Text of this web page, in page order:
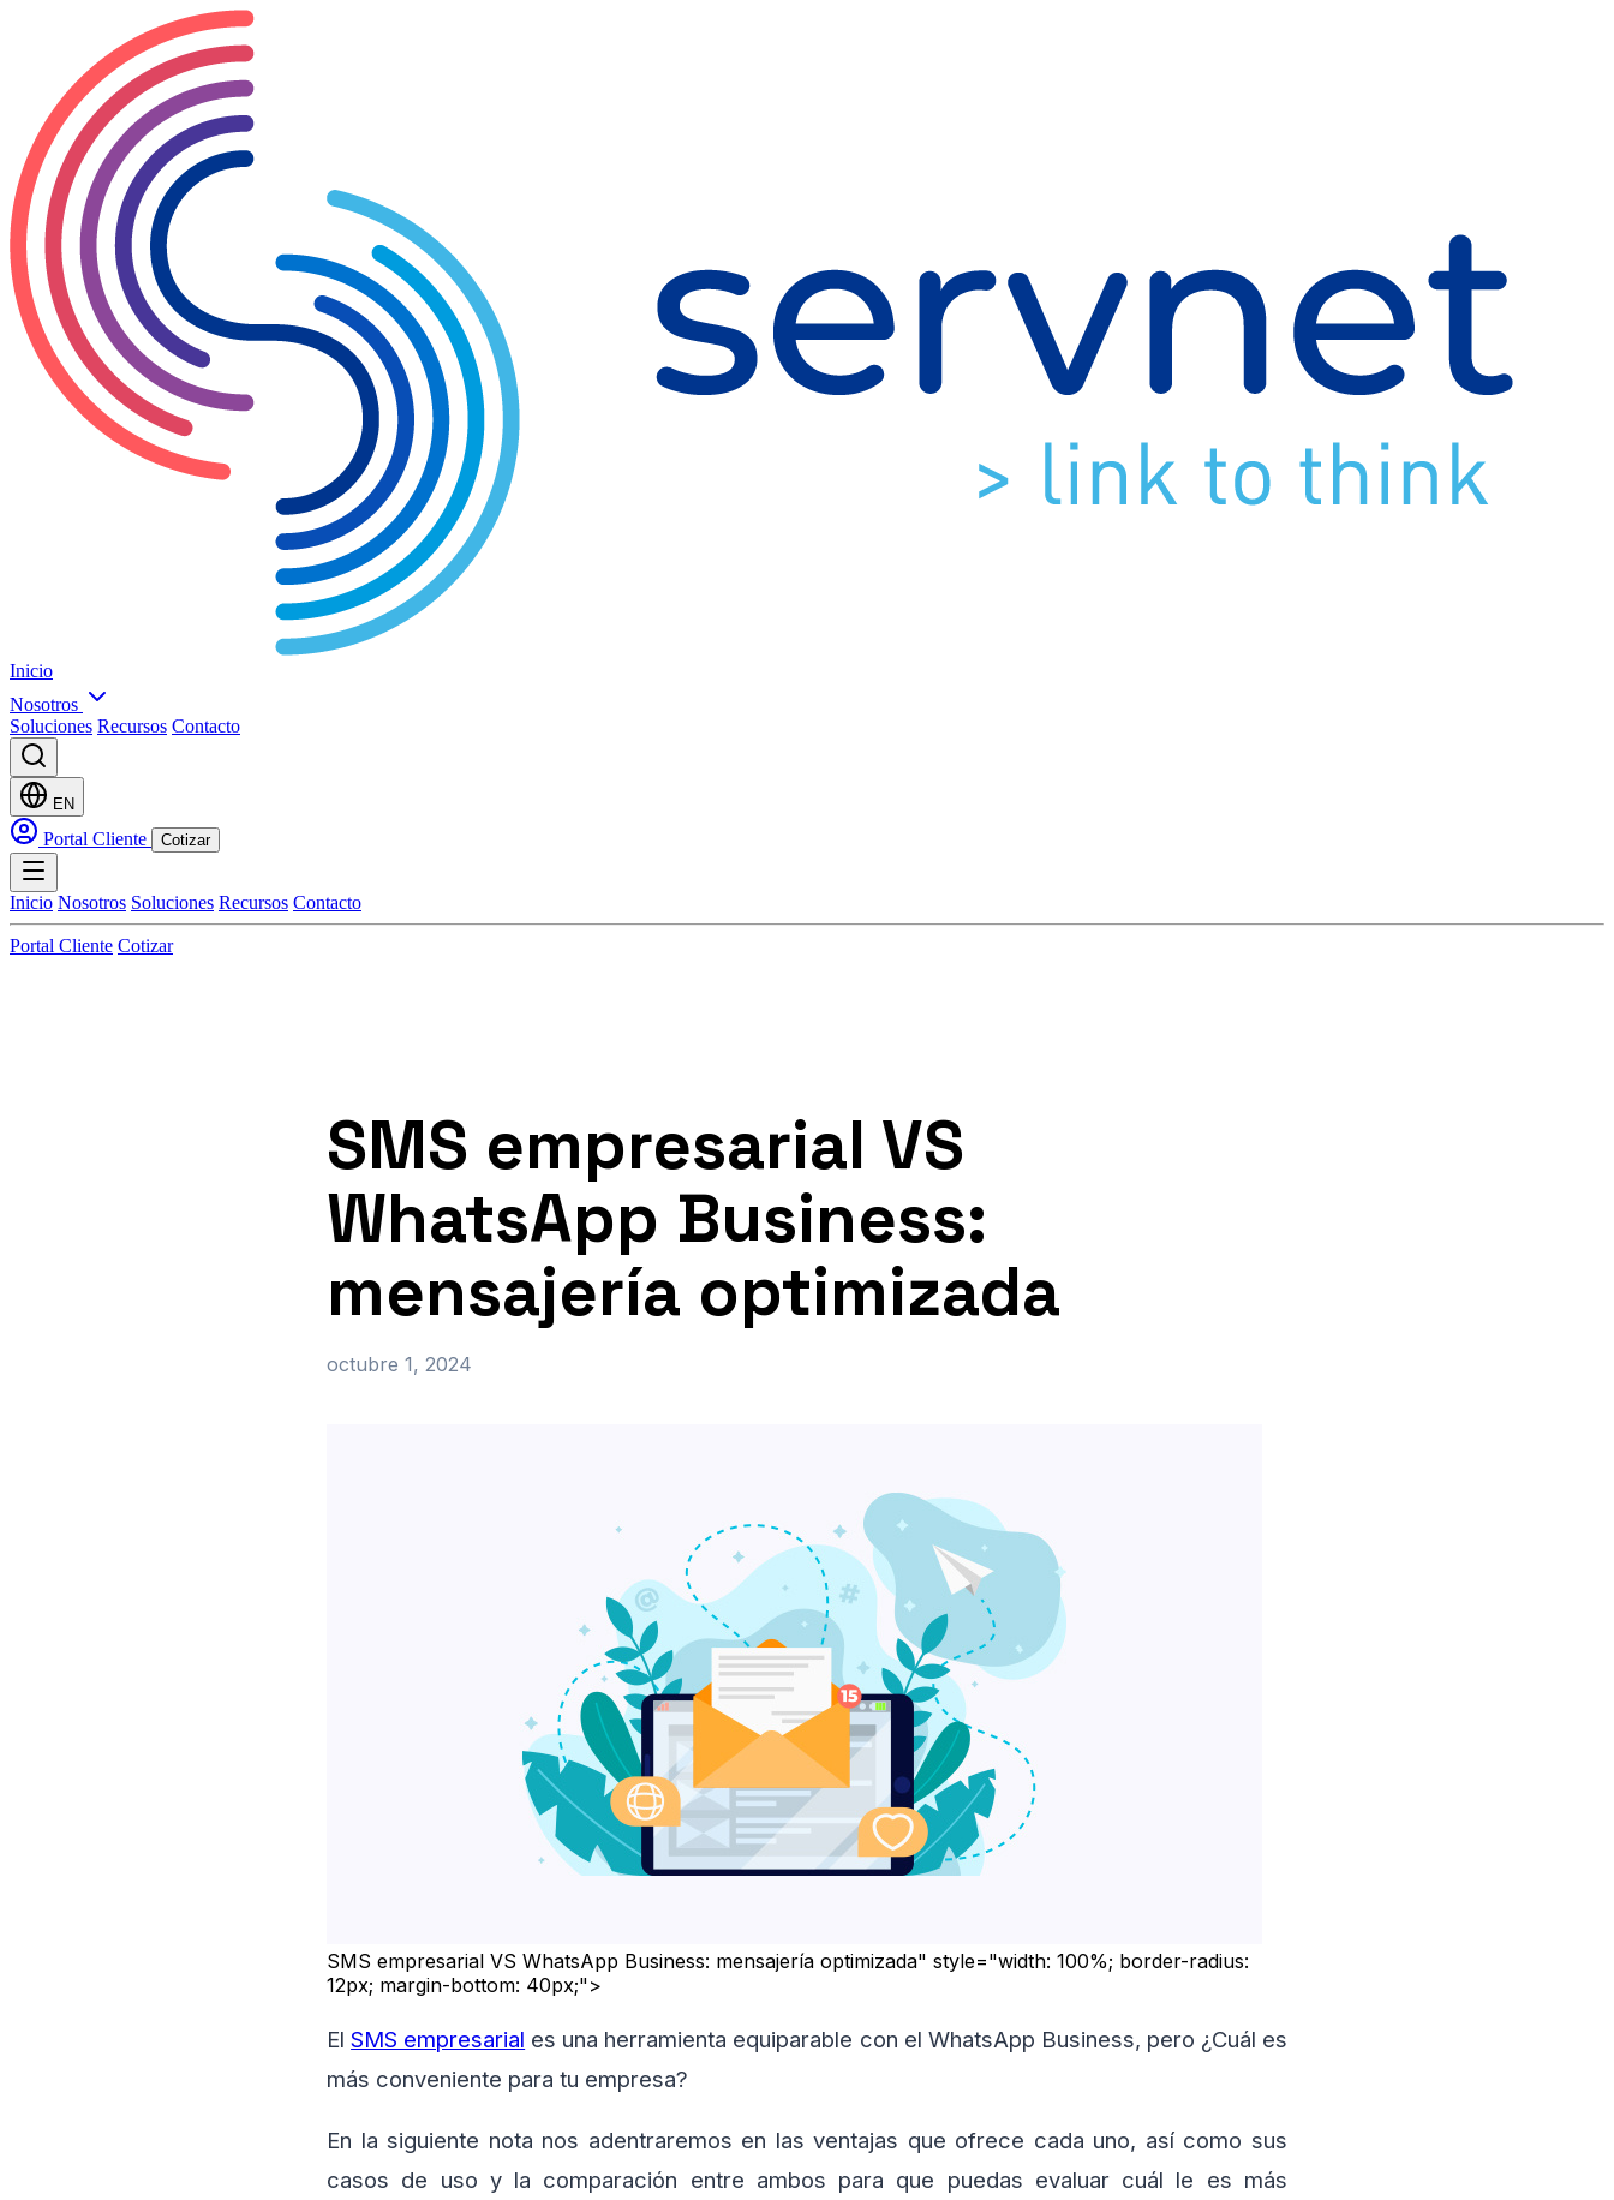
Inicio
Nosotros
Soluciones Recursos Contacto
EN
Portal Cliente Cotizar
Inicio Nosotros Soluciones Recursos Contacto
Portal Cliente Cotizar
SMS empresarial VS
WhatsApp Business:
mensajería optimizada
octubre 1, 2024
SMS empresarial VS WhatsApp Business: mensajería optimizada" style="width: 100%; border-radius:
12px; margin-bottom: 40px;">
ElSMS empresarial es una herramienta equiparable con el WhatsApp Business, pero ¿Cuál es
más conveniente para tu empresa?
En la siguiente nota nos adentraremos en las ventajas que ofrece cada uno, así como sus
casos de uso y la comparación entre ambos para que puedas evaluar cuál le es más